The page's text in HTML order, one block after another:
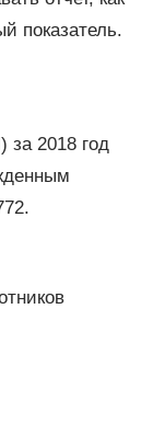
показатель.
за 2018 год